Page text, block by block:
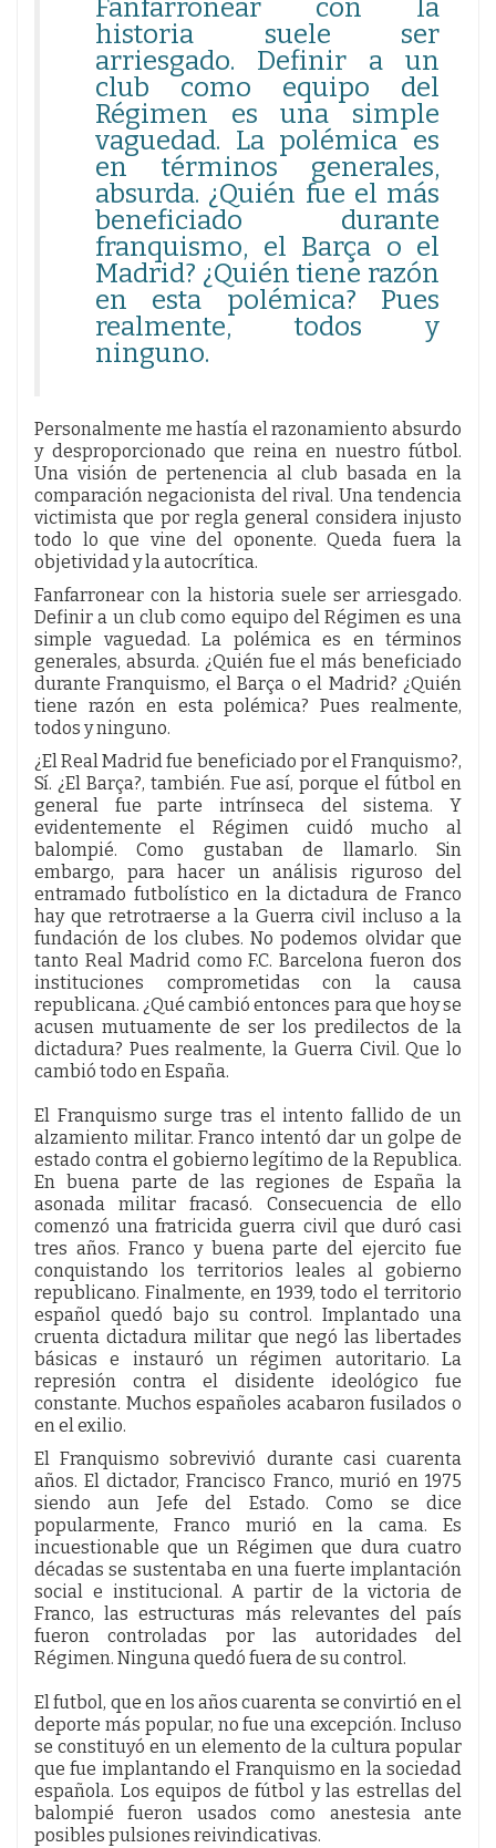
Fanfarronear con la
historia suele ser
arriesgado. Definir a un
club como equipo del
Régimen es una simple
vaguedad. La polémica es
en términos generales,
absurda. ¿Quién fue el más
beneficiado durante
franquismo, el Barça o el
Madrid? ¿Quién tiene razón
en esta polémica? Pues
realmente, todos y
ninguno.
Personalmente me hastía el razonamiento absurdo
y desproporcionado que reina en nuestro fútbol.
Una visión de pertenencia al club basada en la
comparación negacionista del rival. Una tendencia
victimista que por regla general considera injusto
todo lo que vine del oponente. Queda fuera la
objetividad y la autocrítica.
Fanfarronear con la historia suele ser arriesgado.
Definir a un club como equipo del Régimen es una
simple vaguedad. La polémica es en términos
generales, absurda. ¿Quién fue el más beneficiado
durante Franquismo, el Barça o el Madrid? ¿Quién
tiene razón en esta polémica? Pues realmente,
todos y ninguno.
¿El Real Madrid fue beneficiado por el Franquismo?,
Sí. ¿El Barça?, también. Fue así, porque el fútbol en
general fue parte intrínseca del sistema. Y
evidentemente el Régimen cuidó mucho al
balompié. Como gustaban de llamarlo. Sin
embargo, para hacer un análisis riguroso del
entramado futbolístico en la dictadura de Franco
hay que retrotraerse a la Guerra civil incluso a la
fundación de los clubes. No podemos olvidar que
tanto Real Madrid como F.C. Barcelona fueron dos
instituciones comprometidas con la causa
republicana. ¿Qué cambió entonces para que hoy se
acusen mutuamente de ser los predilectos de la
dictadura? Pues realmente, la Guerra Civil. Que lo
cambió todo en España.
El Franquismo surge tras el intento fallido de un
alzamiento militar. Franco intentó dar un golpe de
estado contra el gobierno legítimo de la Republica.
En buena parte de las regiones de España la
asonada militar fracasó. Consecuencia de ello
comenzó una fratricida guerra civil que duró casi
tres años. Franco y buena parte del ejercito fue
conquistando los territorios leales al gobierno
republicano. Finalmente, en 1939, todo el territorio
español quedó bajo su control. Implantado una
cruenta dictadura militar que negó las libertades
básicas e instauró un régimen autoritario. La
represión contra el disidente ideológico fue
constante. Muchos españoles acabaron fusilados o
en el exilio.
El Franquismo sobrevivió durante casi cuarenta
años. El dictador, Francisco Franco, murió en 1975
siendo aun Jefe del Estado. Como se dice
popularmente, Franco murió en la cama. Es
incuestionable que un Régimen que dura cuatro
décadas se sustentaba en una fuerte implantación
social e institucional. A partir de la victoria de
Franco, las estructuras más relevantes del país
fueron controladas por las autoridades del
Régimen. Ninguna quedó fuera de su control.
El futbol, que en los años cuarenta se convirtió en el
deporte más popular, no fue una excepción. Incluso
se constituyó en un elemento de la cultura popular
que fue implantando el Franquismo en la sociedad
española. Los equipos de fútbol y las estrellas del
balompié fueron usados como anestesia ante
posibles pulsiones reivindicativas.